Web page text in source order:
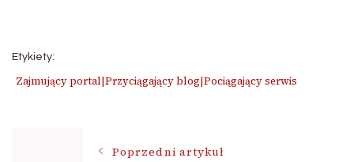
Etykiety:
Zajmujący portal|Przyciągający blog|Pociągający serwis
NawigacjaPoprzedni artykuł